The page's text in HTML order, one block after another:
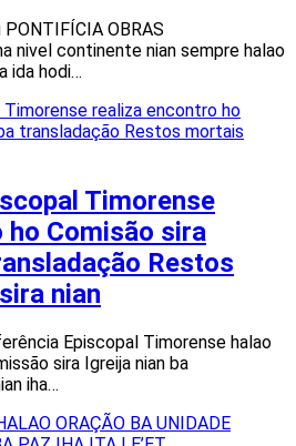
OBRAS
nivel continente nian sempre halao
ida hodi…
Timorense
ho Comisão sira
Restos
nian
Episcopal Timorense halao
sira Igreija nian ba
iha…